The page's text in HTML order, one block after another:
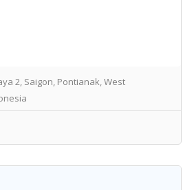
2, Saigon, Pontianak, West